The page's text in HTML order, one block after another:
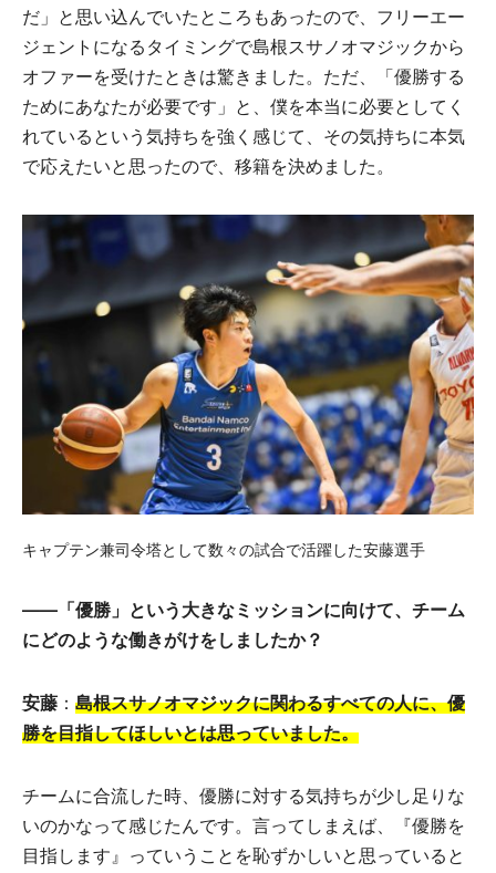
だ」と思い込んでいたところもあったので、フリーエー
ジェントになるタイミングで島根スサノオマジックから
オファーを受けたときは驚きました。ただ、「優勝する
ためにあなたが必要です」と、僕を本当に必要としてく
れているという気持ちを強く感じて、その気持ちに本気
で応えたいと思ったので、移籍を決めました。
キャプテン兼司令塔として数々の試合で活躍した安藤選手
――「優勝」という大きなミッションに向けて、チーム
にどのような働きがけをしましたか？
安藤 ： 島根スサノオマジックに関わるすべての人に、優
勝を目指してほしいとは思っていました。
チームに合流した時、優勝に対する気持ちが少し足りな
いのかなって感じたんです。言ってしまえば、『優勝を
目指します』っていうことを恥ずかしいと思っていると